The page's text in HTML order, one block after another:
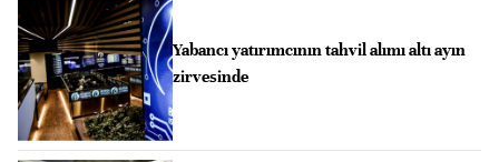
Yabancı yatırımcının tahvil alımı altı ayın
zirvesinde